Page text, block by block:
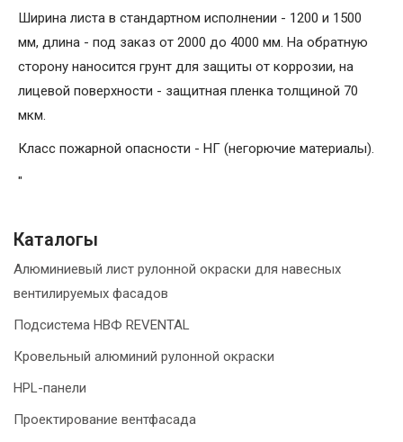
Ширина листа в стандартном исполнении - 1200 и 1500
мм, длина - под заказ от 2000 до 4000 мм. На обратную
сторону наносится грунт для защиты от коррозии, на
лицевой поверхности - защитная пленка толщиной 70
мкм.
Класс пожарной опасности - НГ (негорючие материалы).
"
Каталогы
Алюминиевый лист рулонной окраски для навесных
вентилируемых фасадов
Подсистема НВФ REVENTAL
Кровельный алюминий рулонной окраски
HPL-панели
Проектирование вентфасада